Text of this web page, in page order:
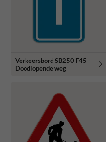
Verkeersbord SB250 F45 -
Doodlopende weg